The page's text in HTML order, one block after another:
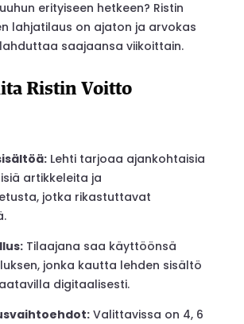
erityiseen hetkeen? Ristin
lahjatilaus on ajaton ja arvokas
saajaansa viikoittain.
Ristin Voitto
Lehti tarjoaa ajankohtaisia
artikkeleita ja
jotka rikastuttavat
Tilaajana saa käyttöönsä
jonka kautta lehden sisältö
digitaalisesti.
Valittavissa on 4, 6